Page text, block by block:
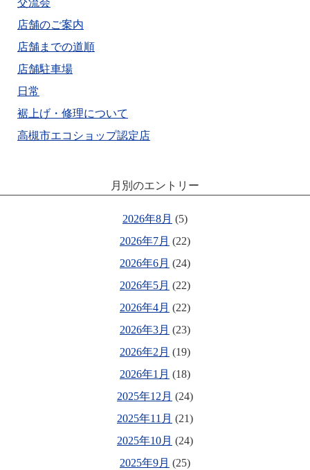
交流会
店舗のご案内
店舗までの道順
店舗駐車場
日常
裾上げ・修理について
高槻市エコショップ認定店
月別のエントリー
2026年8月 (5)
2026年7月 (22)
2026年6月 (24)
2026年5月 (22)
2026年4月 (22)
2026年3月 (23)
2026年2月 (19)
2026年1月 (18)
2025年12月 (24)
2025年11月 (21)
2025年10月 (24)
2025年9月 (25)